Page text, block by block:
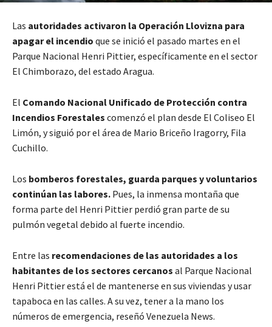
Las autoridades activaron la Operación Llovizna para
apagar el incendio que se inició el pasado martes en el
Parque Nacional Henri Pittier, específicamente en el sector
El Chimborazo, del estado Aragua.
El Comando Nacional Unificado de Protección contra
Incendios Forestales comenzó el plan desde El Coliseo El
Limón, y siguió por el área de Mario Briceño Iragorry, Fila
Cuchillo.
Los bomberos forestales, guarda parques y voluntarios
continúan las labores. Pues, la inmensa montaña que
forma parte del Henri Pittier perdió gran parte de su
pulmón vegetal debido al fuerte incendio.
Entre las recomendaciones de las autoridades a los
habitantes de los sectores cercanos al Parque Nacional
Henri Pittier está el de mantenerse en sus viviendas y usar
tapaboca en las calles. A su vez, tener a la mano los
números de emergencia, reseñó Venezuela News.